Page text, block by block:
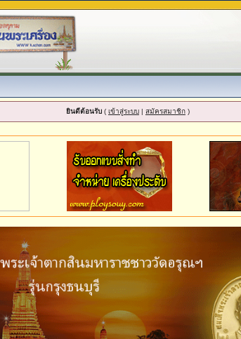
ยินดีต้อนรับ ( เข้าสู่ระบบ | สมัครสมาชิก )